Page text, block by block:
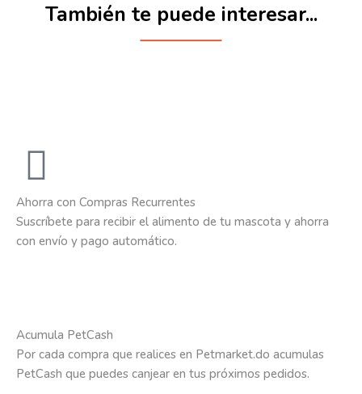
También te puede interesar...
Ahorra con Compras Recurrentes
Suscríbete para recibir el alimento de tu mascota y ahorra
con envío y pago automático.
Acumula PetCash
Por cada compra que realices en Petmarket.do acumulas
PetCash que puedes canjear en tus próximos pedidos.